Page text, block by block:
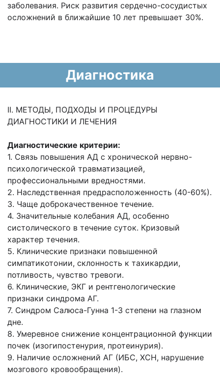
заболевания. Риск развития сердечно-сосудистых
осложнений в ближайшие 10 лет превышает 30%.
Диагностика
II. МЕТОДЫ, ПОДХОДЫ И ПРОЦЕДУРЫ
ДИАГНОСТИКИ И ЛЕЧЕНИЯ
Диагностические критерии:
1. Связь повышения АД с хронической нервно-
психологической травматизацией,
профессиональными вредностями.
2. Наследственная предрасположенность (40-60%).
3. Чаще доброкачественное течение.
4. Значительные колебания АД, особенно
систолического в течение суток. Кризовый
характер течения.
5. Клинические признаки повышенной
симпатикотонии, склонность к тахикардии,
потливость, чувство тревоги.
6. Клинические, ЭКГ и рентгенологические
признаки синдрома АГ.
7. Синдром Салюса-Гунна 1-3 степени на глазном
дне.
8. Умеревное снижение концентрационной функции
почек (изогипостенурия, протеинурия).
9. Наличие осложнений АГ (ИБС, ХСН, нарушение
мозгового кровообращения).